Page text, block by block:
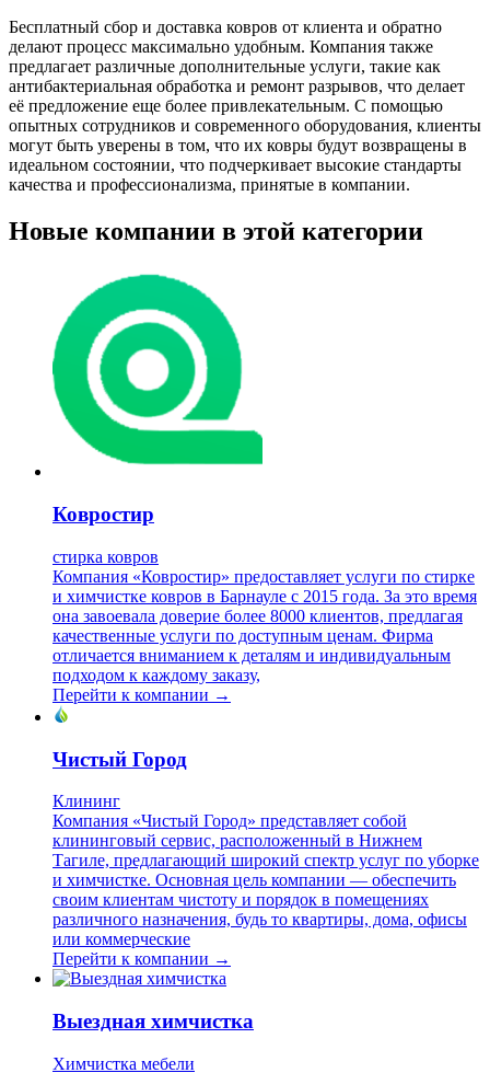
Бесплатный сбор и доставка ковров от клиента и обратно
делают процесс максимально удобным. Компания также
предлагает различные дополнительные услуги, такие как
антибактериальная обработка и ремонт разрывов, что делает
её предложение еще более привлекательным. С помощью
опытных сотрудников и современного оборудования, клиенты
могут быть уверены в том, что их ковры будут возвращены в
идеальном состоянии, что подчеркивает высокие стандарты
качества и профессионализма, принятые в компании.
Новые компании в этой категории
Ковростир
стирка ковров
Компания «Ковростир» предоставляет услуги по стирке
и химчистке ковров в Барнауле с 2015 года. За это время
она завоевала доверие более 8000 клиентов, предлагая
качественные услуги по доступным ценам. Фирма
отличается вниманием к деталям и индивидуальным
подходом к каждому заказу,
Перейти к компании →
Чистый Город
Клининг
Компания «Чистый Город» представляет собой
клининговый сервис, расположенный в Нижнем
Тагиле, предлагающий широкий спектр услуг по уборке
и химчистке. Основная цель компании — обеспечить
своим клиентам чистоту и порядок в помещениях
различного назначения, будь то квартиры, дома, офисы
или коммерческие
Перейти к компании →
Выездная химчистка
Химчистка мебели